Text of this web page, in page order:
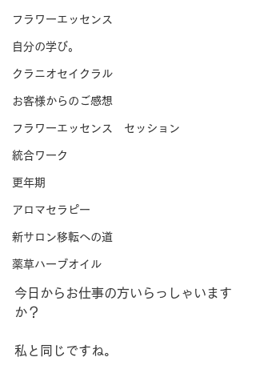
フラワーエッセンス
自分の学び。
クラニオセイクラル
お客様からのご感想
フラワーエッセンス セッション
統合ワーク
更年期
アロマセラピー
新サロン移転への道
薬草ハーブオイル
今日からお仕事の方いらっしゃいます
か？
私と同じですね。